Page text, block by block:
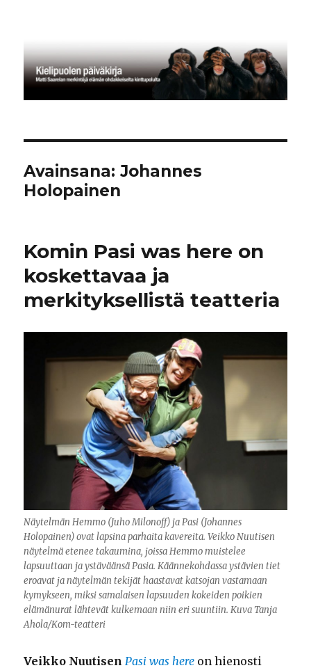
Avainsana:Johannes
Holopainen
Komin Pasi was here on
koskettavaa ja
merkityksellistä teatteria
Näytelmän Hemmo (Juho Milonoff) ja Pasi (Johannes
Holopainen) ovat lapsina parhaita kavereita. Veikko Nuutisen
näytelmä etenee takaumina, joissa Hemmo muistelee
lapsuuttaan ja ystäväänsä Pasia. Käännekohdassa ystävien tiet
eroavat ja näytelmän tekijät haastavat katsojan vastamaan
kymykseen, miksi samalaisen lapsuuden kokeiden poikien
elämänurat lähtevät kulkemaan niin eri suuntiin. Kuva Tanja
Ahola/Kom-teatteri
Veikko Nuutisen Pasi was here on hienosti